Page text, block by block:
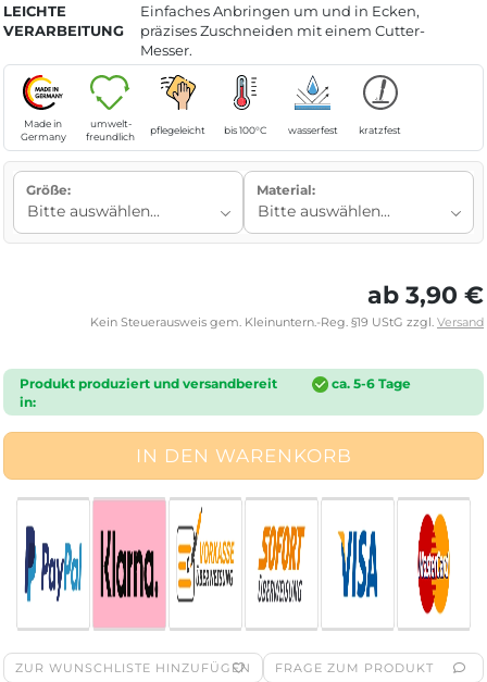
LEICHTE
VERARBEITUNG
Einfaches Anbringen um und in Ecken,
präzises Zuschneiden mit einem Cutter-
Messer.
Made in
Germany
umwelt-
freundlich
pflegeleicht bis 100°C wasserfest kratzfest
Größe: Material:
ab 3,90 €
Kein Steuerausweis gem. Kleinuntern.-Reg. §19 UStG zzgl. Versand
Produkt produziert und versandbereit
in:
ca. 5-6 Tage
ZUR WUNSCHLISTE HINZUFÜGEN FRAGE ZUM PRODUKT